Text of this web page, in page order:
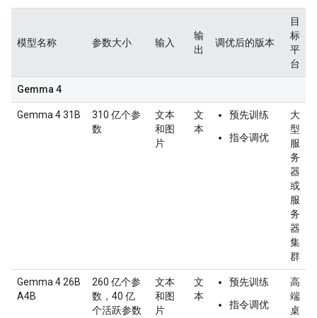
模型名称 参数大小 输入
输
出
调优后的版本
目
标
平
台
Gemma 4
Gemma 4 31B
310 亿个参
数
文本
和图
片
文
本
预先训练
指令调优
大
型
服
务
器
或
服
务
器
集
群
Gemma 4 26B
A4B
260 亿个参
数，40 亿
个活跃参数
文本
和图
片
文
本
预先训练
指令调优
高
端
桌